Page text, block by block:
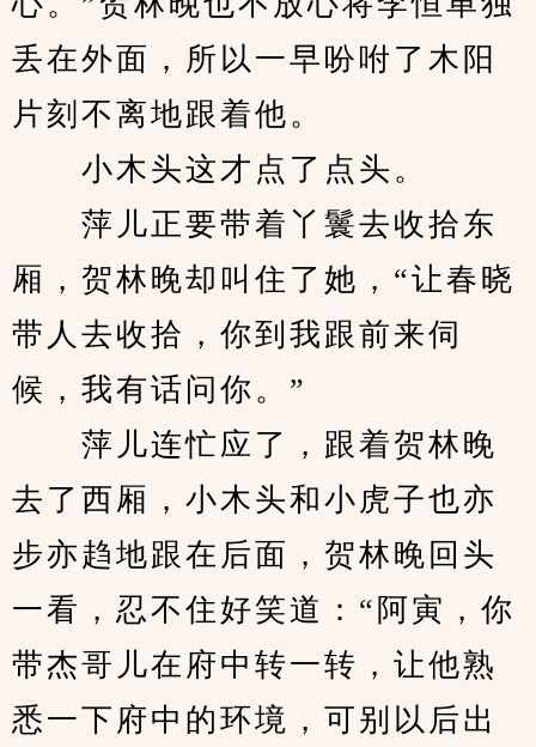
丢在外面，所以一早吩咐了木阳
片刻不离地跟着他。
小木头这才点了点头。
萍儿正要带着丫鬟去收拾东
厢，贺林晚却叫住了她，“让春晓
带人去收拾，你到我跟前来伺
候，我有话问你。”
萍儿连忙应了，跟着贺林晚
去了西厢，小木头和小虎子也亦
步亦趋地跟在后面，贺林晚回头
一看，忍不住好笑道：“阿寅，你
带杰哥儿在府中转一转，让他熟
悉一下府中的环境，可别以后出